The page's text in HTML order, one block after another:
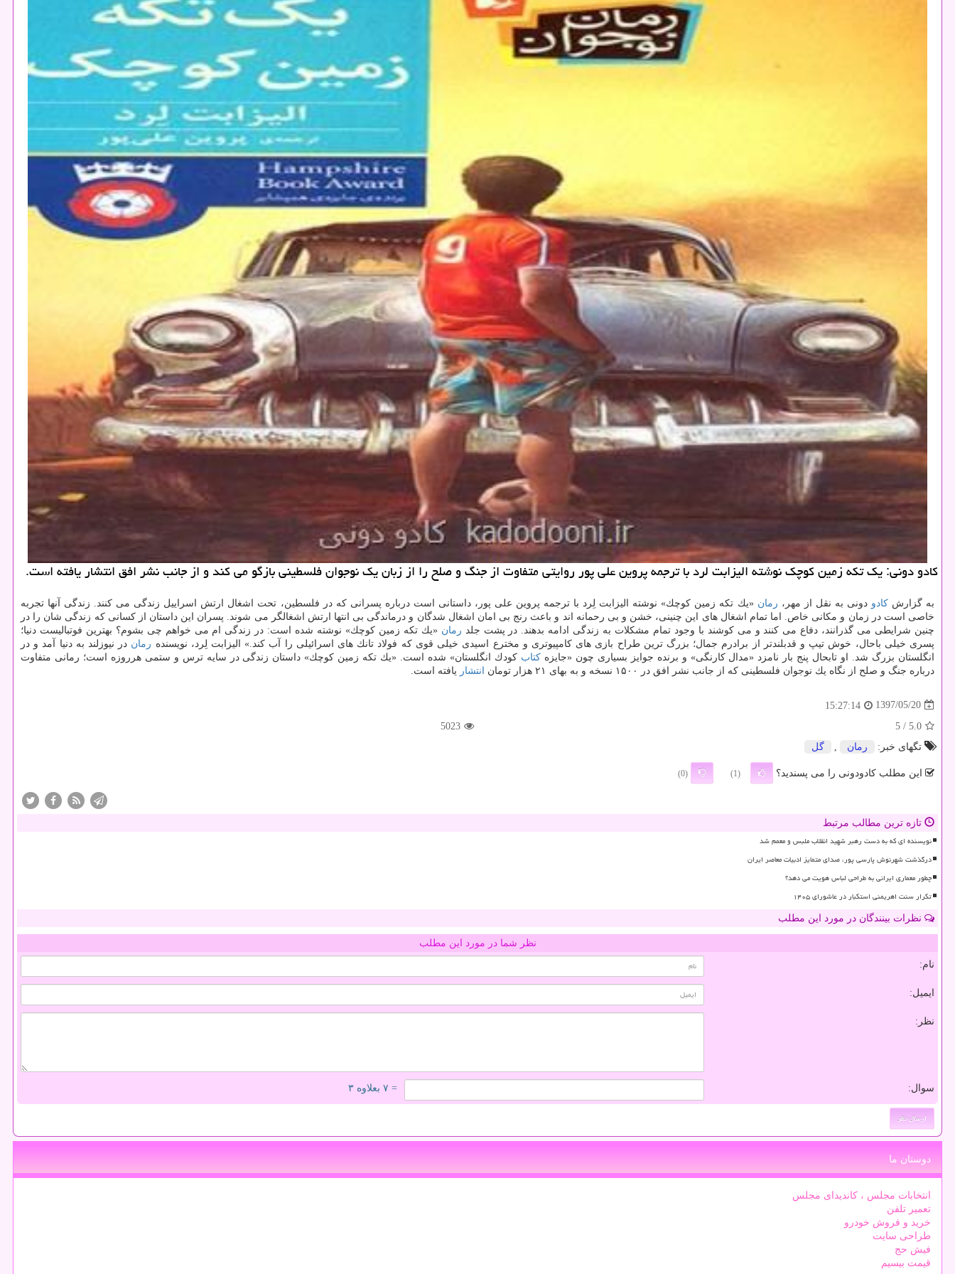
كادو دونی: یك تكه زمین كوچك نوشته الیزابت لرد با ترجمه پروین علی پور روایتی متفاوت از جنگ و صلح را از زبان یك نوجوان فلسطینی بازگو می كند و از جانب نشر افق انتشار یافته است.
به گزارشكادو دونی به نقل از مهر، رمان «یك تكه زمین كوچك» نوشته الیزابت لِرد با ترجمه پروین علی پور، داستانی است درباره پسرانی كه در فلسطین، تحت اشغال ارتش اسراییل زندگی می كنند. زندگی آنها تجربه
خاصی است در زمان و مكانی خاص. اما تمام اشغال های این چنینی، خشن و بی رحمانه اند و باعث رنج بی امان اشغال شدگان و درماندگی بی انتها ارتش اشغالگر می شوند. پسران این داستان از كسانی كه زندگی شان را در
چنین شرایطی می گذرانند، دفاع می كنند و می كوشند با وجود تمام مشكلات به زندگی ادامه بدهند. در پشت جلد رمان «یك تكه زمین كوچك» نوشته شده است: در زندگی ام می خواهم چی بشوم؟ بهترین فوتبالیست دنیا؛
پسری خیلی باحال، خوش تیپ و قدبلندتر از برادرم جمال؛ بزرگ ترین طراح بازی های كامپیوتری و مخترع اسیدی خیلی قوی كه فولاد تانك های اسرائیلی را آب كند.» الیزابت لِرد، نویسنده رمان در نیوزلند به دنیا آمد و در
انگلستان بزرگ شد. او تابحال پنج بار نامزد «مدال كارنگی» و برنده جوایز بسیاری چون «جایزهكتاب كودك انگلستان» شده است. «یك تكه زمین كوچك» داستان زندگی در سایه ترس و ستمی هرروزه است؛ رمانی متفاوت
درباره جنگ و صلح از نگاه یك نوجوان فلسطینی كه از جانب نشر افق در ۱۵۰۰ نسخه و به بهای ۲۱ هزار تومان
انتشار یافته است.
1397/05/20
15:27:14
5.0
/ 5
5023
تگهای خبر:
رمان , گل
این مطلب کادودونی را می پسندید؟ (1)
(0)
تازه ترین مطالب مرتبط
نویسنده ای که به دست رهبر شهید انقلاب ملبس و معمم شد
درگذشت شهرنوش پارسی پور، صدای متمایز ادبیات معاصر ایران
چطور معماری ایرانی به طراحی لباس هویت می دهد؟
تکرار سنت اهریمنی استکبار در عاشورای ۱۴۰۵
نظرات بینندگان در مورد این مطلب
نظر شما در مورد این مطلب
نام:
ایمیل:
نظر:
سوال: = ۷ بعلاوه ۳
دوستان ما
انتخابات مجلس ، کاندیدای مجلس
تعمیر تلفن
خرید و فروش خودرو
طراحی سایت
فیش حج
قیمت بیسیم